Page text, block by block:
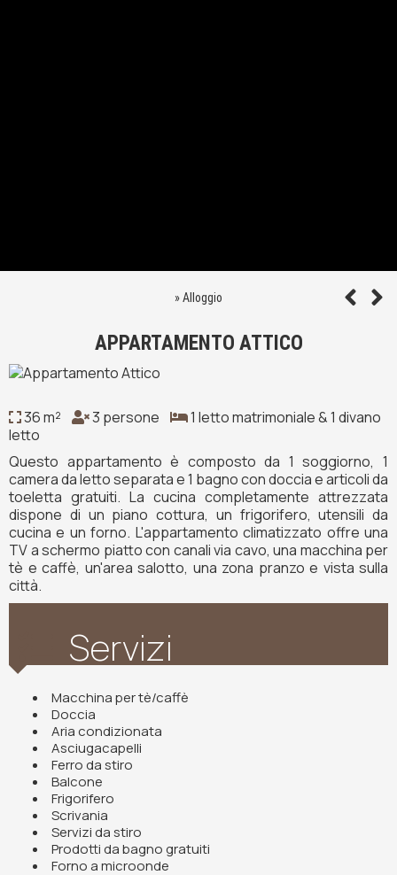
»Alloggio
APPARTAMENTO ATTICO
36 m² 3 persone
1 letto matrimoniale & 1 divano
letto
Questo appartamento è composto da 1 soggiorno, 1
camera da letto separata e 1 bagno con doccia e articoli da
toeletta gratuiti. La cucina completamente attrezzata
dispone di un piano cottura, un frigorifero, utensili da
cucina e un forno. L'appartamento climatizzato offre una
TV a schermo piatto con canali via cavo, una macchina per
tè e caffè, un'area salotto, una zona pranzo e vista sulla
città.
Servizi
Macchina per tè/caffè
Doccia
Aria condizionata
Asciugacapelli
Ferro da stiro
Balcone
Frigorifero
Scrivania
Servizi da stiro
Prodotti da bagno gratuiti
Forno a microonde